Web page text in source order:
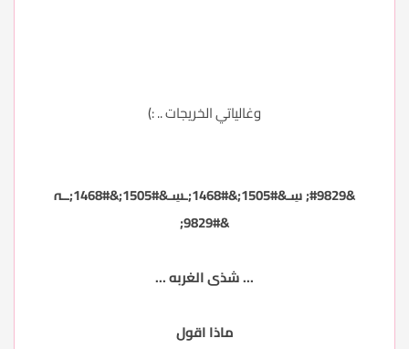
وغالياتي الخريجات .. :)
&#9829; سِـ&#1505;&#1468;ـسِـ&#1505;&#1468;ــہ
&#9829;
... شذى الغربه ...
ماذا اقول